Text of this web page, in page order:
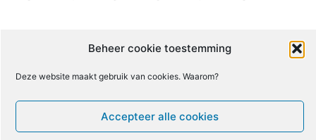
Beheer cookie toestemming
Deze website maakt gebruik van cookies. Waarom?
Accepteer alle cookies
16
17 18 19 20 21
26 27 28